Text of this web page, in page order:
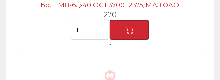
Болт М8-6дх40 ОСТ 3700112375, МАЗ ОАО
270
-